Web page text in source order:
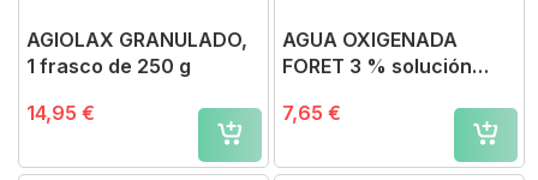
AGIOLAX GRANULADO,
1 frasco de 250 g
14,95 €
AGUA OXIGENADA
FORET 3 % solución
para solución bucal , 1
7,65 €